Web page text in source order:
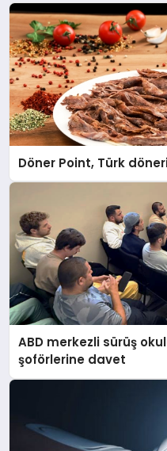
Döner Point, Türk
ABD merkezli sürüş
şoförlerine davet